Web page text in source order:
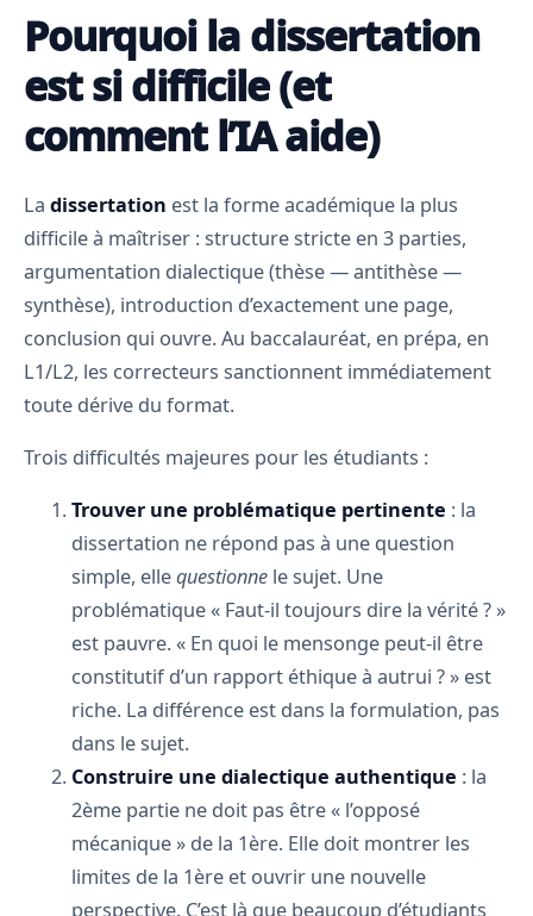
Pourquoi la dissertation
est si difficile (et
comment l’IA aide)
La dissertation est la forme académique la plus
difficile à maîtriser : structure stricte en 3 parties,
argumentation dialectique (thèse — antithèse —
synthèse), introduction d’exactement une page,
conclusion qui ouvre. Au baccalauréat, en prépa, en
L1/L2, les correcteurs sanctionnent immédiatement
toute dérive du format.
Trois difficultés majeures pour les étudiants :
Trouver une problématique pertinente : la
dissertation ne répond pas à une question
simple, ellequestionne le sujet. Une
problématique « Faut-il toujours dire la vérité ? »
est pauvre. « En quoi le mensonge peut-il être
constitutif d’un rapport éthique à autrui ? » est
riche. La différence est dans la formulation, pas
dans le sujet.
Construire une dialectique authentique : la
2ème partie ne doit pas être « l’opposé
mécanique » de la 1ère. Elle doit montrer les
limites de la 1ère et ouvrir une nouvelle
perspective. C’est là que beaucoup d’étudiants